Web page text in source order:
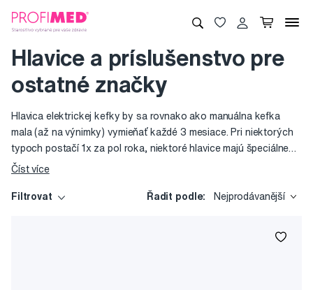
Hlavice a príslušenstvo pre
ostatné značky
Hlavica elektrickej kefky by sa rovnako ako manuálna kefka
mala (až na výnimky) vymieňať každé 3 mesiace. Pri niektorých
typoch postačí 1x za pol roka, niektoré hlavice majú špeciálne
indikátory opotrebovania. Pretože nie všetky hlavice sú
rozhodnete používať inú ako originálnu hlavicu, zistite si, či bude
Číst více
Filtrovat Řadit podle: Nejprodávanější